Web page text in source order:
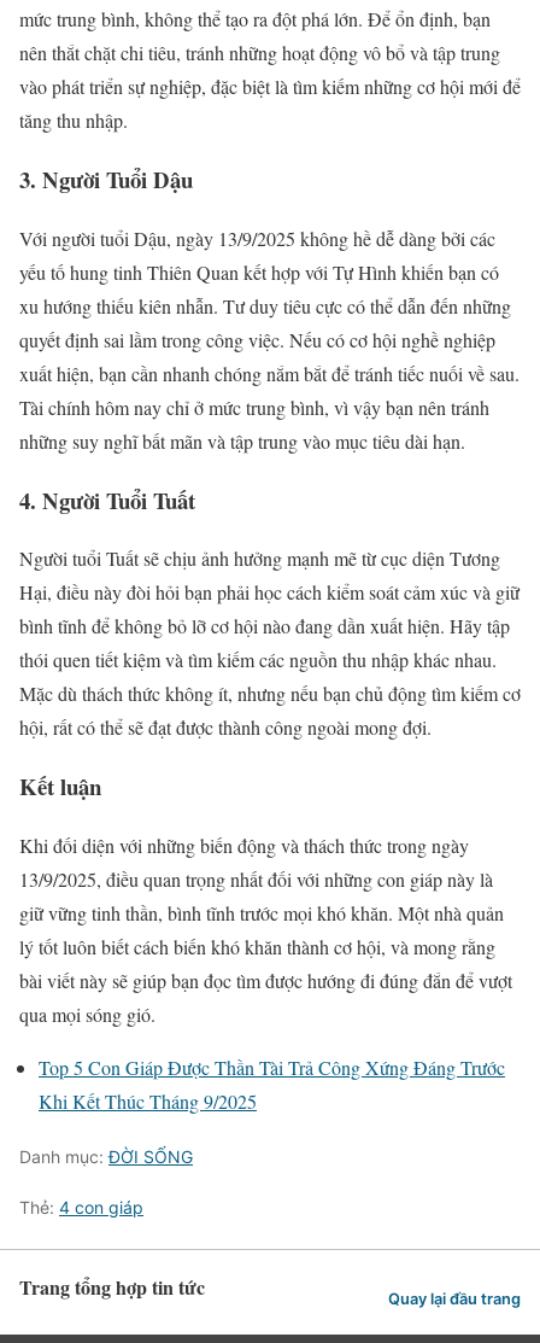
mức trung bình, không thể tạo ra đột phá lớn. Để ổn định, bạn
nên thắt chặt chi tiêu, tránh những hoạt động vô bổ và tập trung
vào phát triển sự nghiệp, đặc biệt là tìm kiếm những cơ hội mới để
tăng thu nhập.
3. Người Tuổi Dậu
Với người tuổi Dậu, ngày 13/9/2025 không hề dễ dàng bởi các
yếu tố hung tinh Thiên Quan kết hợp với Tự Hình khiến bạn có
xu hướng thiếu kiên nhẫn. Tư duy tiêu cực có thể dẫn đến những
quyết định sai lầm trong công việc. Nếu có cơ hội nghề nghiệp
xuất hiện, bạn cần nhanh chóng nắm bắt để tránh tiếc nuối về sau.
Tài chính hôm nay chỉ ở mức trung bình, vì vậy bạn nên tránh
những suy nghĩ bất mãn và tập trung vào mục tiêu dài hạn.
4. Người Tuổi Tuất
Người tuổi Tuất sẽ chịu ảnh hưởng mạnh mẽ từ cục diện Tương
Hại, điều này đòi hỏi bạn phải học cách kiểm soát cảm xúc và giữ
bình tĩnh để không bỏ lỡ cơ hội nào đang dần xuất hiện. Hãy tập
thói quen tiết kiệm và tìm kiếm các nguồn thu nhập khác nhau.
Mặc dù thách thức không ít, nhưng nếu bạn chủ động tìm kiếm cơ
hội, rất có thể sẽ đạt được thành công ngoài mong đợi.
Kết luận
Khi đối diện với những biến động và thách thức trong ngày
13/9/2025, điều quan trọng nhất đối với những con giáp này là
giữ vững tinh thần, bình tĩnh trước mọi khó khăn. Một nhà quản
lý tốt luôn biết cách biến khó khăn thành cơ hội, và mong rằng
bài viết này sẽ giúp bạn đọc tìm được hướng đi đúng đắn để vượt
qua mọi sóng gió.
Top 5 Con Giáp Được Thần Tài Trả Công Xứng Đáng Trước
Khi Kết Thúc Tháng 9/2025
Danh mục:ĐỜI SỐNG
Thẻ: 4 con giáp
Trang tổng hợp tin tức Quay lại đầu trang